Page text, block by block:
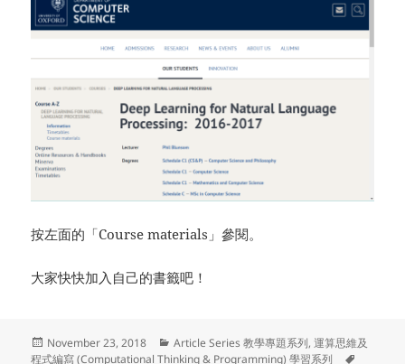
按左面的「Course materials」參閱。
大家快快加入自己的書籤吧！
Posted
on
November 23, 2018 Categories
Article Series 教學專題系列,運算思維及
程式編寫 (Computational Thinking & Programming) 學習系列